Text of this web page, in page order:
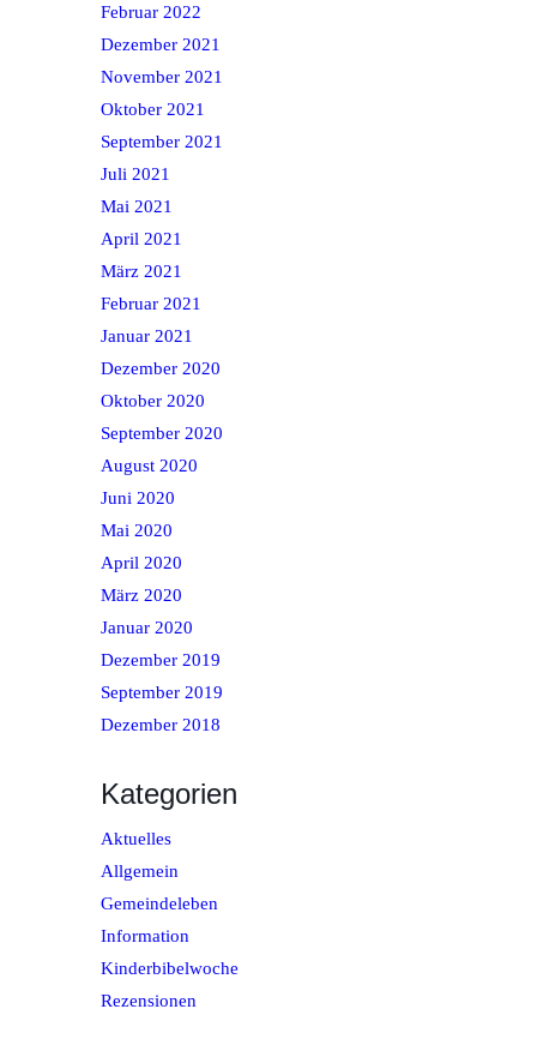
Februar 2022
Dezember 2021
November 2021
Oktober 2021
September 2021
Juli 2021
Mai 2021
April 2021
März 2021
Februar 2021
Januar 2021
Dezember 2020
Oktober 2020
September 2020
August 2020
Juni 2020
Mai 2020
April 2020
März 2020
Januar 2020
Dezember 2019
September 2019
Dezember 2018
Kategorien
Aktuelles
Allgemein
Gemeindeleben
Information
Kinderbibelwoche
Rezensionen